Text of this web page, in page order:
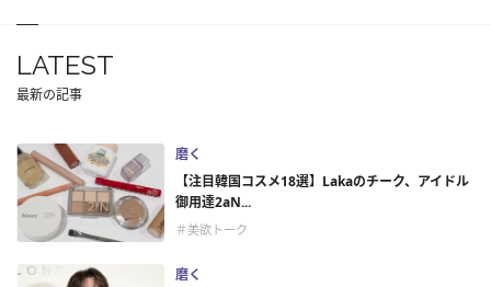
LATEST
最新の記事
磨く
【注目韓国コスメ18選】Lakaのチーク、アイドル
御用達2aN...
＃美欲トーク
磨く